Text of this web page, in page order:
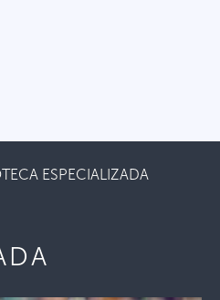
ESPECIALIZADA